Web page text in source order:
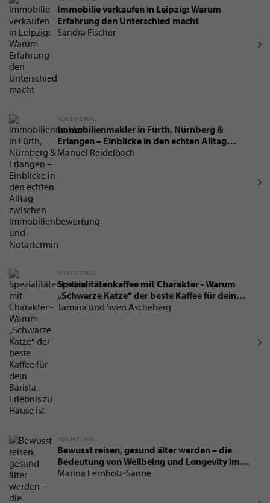
Immobilie verkaufen in Leipzig: Warum
Erfahrung den Unterschied macht
Sandra Fischer
ADVERTORIAL
Immobilienmakler in Fürth, Nürnberg &
Erlangen – Einblicke in den echten Alltag
zwischen Immobilienbewertung und
Manuel Reidelbach
ADVERTORIAL
Spezialitätenkaffee mit Charakter - Warum
„Schwarze Katze“ der beste Kaffee für dein
Barista-Erlebnis zu Hause ist
Tamara und Sven Ascheberg
ADVERTORIAL
Bewusst reisen, gesund älter werden – die
Bedeutung von Wellbeing und Longevity im
Urlaub
Marina Fernholz-Sanne